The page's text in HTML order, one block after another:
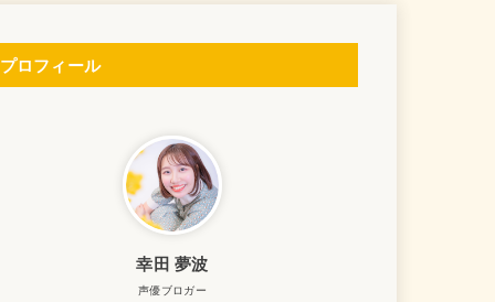
プロフィール
幸田 夢波
声優ブロガー